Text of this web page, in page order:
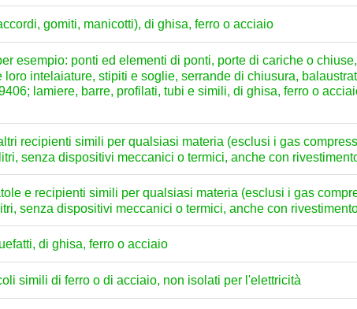
gomiti, manicotti), di ghisa, ferro o acciaio
esempio: ponti ed elementi di ponti, porte di cariche o
loro intelaiature, stipiti e soglie, serrande di chiusura,
lamiere, barre, profilati, tubi e simili, di ghisa, ferro o
recipienti simili per qualsiasi materia (esclusi i gas
senza dispositivi meccanici o termici, anche con
e recipienti simili per qualsiasi materia (esclusi i gas
senza dispositivi meccanici o termici, anche con
di ghisa, ferro o acciaio
simili di ferro o di acciaio, non isolati per l'elettricità